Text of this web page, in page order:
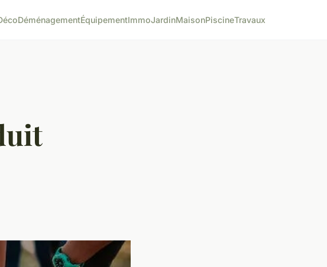
DéménagementÉquipementImmoJardinMaisonPiscineTravaux